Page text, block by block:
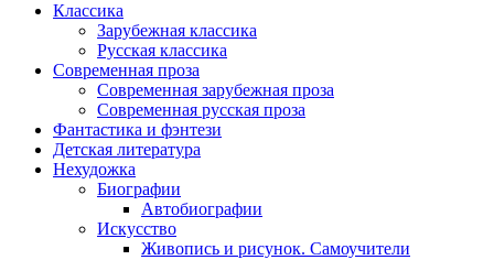
Классика
Зарубежная классика
Русская классика
Современная проза
Современная зарубежная проза
Современная русская проза
Фантастика и фэнтези
Детская литература
Нехудожка
Биографии
Автобиографии
Искусство
Живопись и рисунок. Самоучители